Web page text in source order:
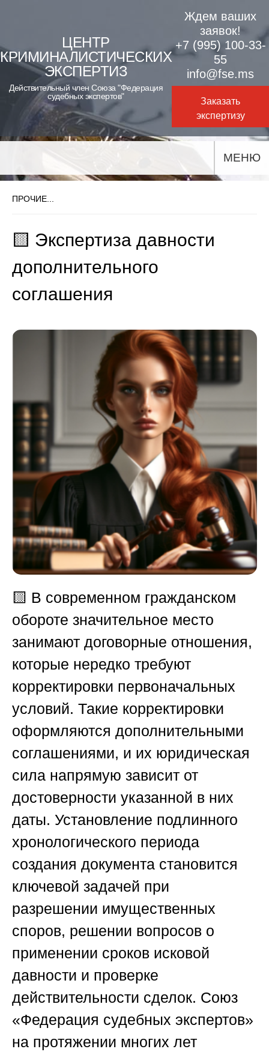
content
ЦЕНТР
КРИМИНАЛИСТИЧЕСКИХ
ЭКСПЕРТИЗ
Действительный член Союза "Федерация
судебных экспертов"
Ждем ваших
заявок!
+7 (995) 100-33-
55
info@fse.ms
Заказать
экспертизу
МЕНЮ
ПРОЧИЕ...
🟨 Экспертиза давности
дополнительного
соглашения
🟨 В современном гражданском
обороте значительное место
занимают договорные отношения,
которые нередко требуют
корректировки первоначальных
условий. Такие корректировки
оформляются дополнительными
соглашениями, и их юридическая
сила напрямую зависит от
достоверности указанной в них
даты. Установление подлинного
хронологического периода
создания документа становится
ключевой задачей при
разрешении имущественных
споров, решении вопросов о
применении сроков исковой
давности и проверке
действительности сделок. Союз
«Федерация судебных экспертов»
на протяжении многих лет